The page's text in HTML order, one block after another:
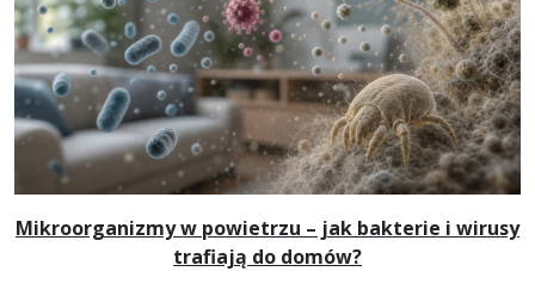
Mikroorganizmy w powietrzu – jak bakterie i wirusy
trafiają do domów?